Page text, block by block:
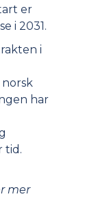
er
i 2031.
i
har
tid.
mer